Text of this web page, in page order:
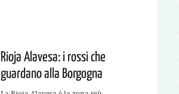
Rioja Alavesa: i rossi che
guardano alla Borgogna